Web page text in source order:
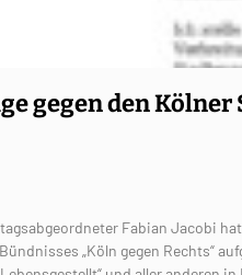
gegen den
Fabian Jacobi
„Köln gegen Rechts“